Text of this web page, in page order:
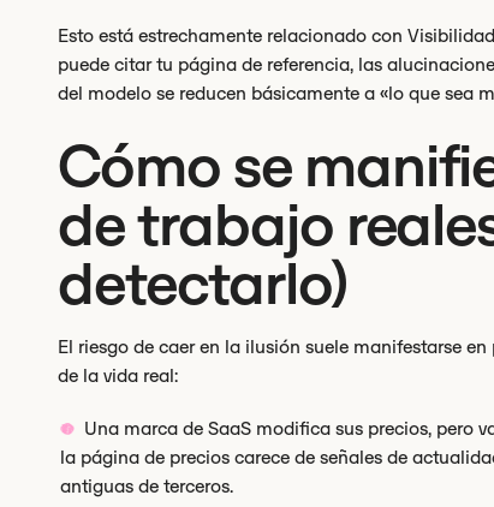
Esto está estrechamente relacionado con
puede citar tu página de referencia, las
del modelo se reducen básicamente a «lo que sea
Cómo se
de trabajo
detectarlo)
El riesgo de caer en la ilusión suele manifestarse
de la vida real:
Una marca de SaaS modifica sus precios, pero
la página de precios carece de señales de
antiguas de terceros.